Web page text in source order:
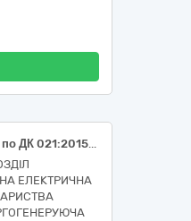
Товар - код CPV 39150000-8 по ДК 021:2015 Меблі та приспособи різні (Меблева фурнітура). РПЗ - 9.200.
ЕЛЕКТРИЧНА